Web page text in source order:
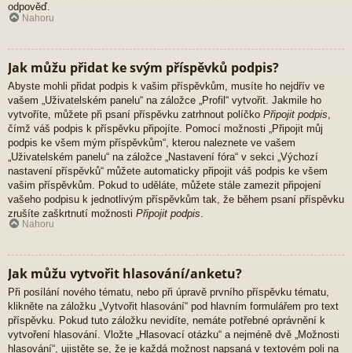
odpověď.
Nahoru
Jak můžu přidat ke svým příspěvků podpis?
Abyste mohli přidat podpis k vašim příspěvkům, musíte ho nejdřív ve
vašem „Uživatelském panelu“ na záložce „Profil“ vytvořit. Jakmile ho
vytvoříte, můžete při psaní příspěvku zatrhnout políčko Připojit podpis
čímž váš podpis k příspěvku připojíte. Pomocí možnosti „Připojit můj
podpis ke všem mým příspěvkům“, kterou naleznete ve vašem
„Uživatelském panelu“ na záložce „Nastavení fóra“ v sekci „Výchozí
nastavení příspěvků“ můžete automaticky připojit váš podpis ke všem
vašim příspěvkům. Pokud to uděláte, můžete stále zamezit připojení
vašeho podpisu k jednotlivým příspěvkům tak, že během psaní příspěvku
zrušíte zaškrtnutí možnosti Připojit podpis
Nahoru
Jak můžu vytvořit hlasování/anketu?
Při posílání nového tématu, nebo při úpravě prvního příspěvku tématu,
klikněte na záložku „Vytvořit hlasování“ pod hlavním formulářem pro text
příspěvku. Pokud tuto záložku nevidíte, nemáte potřebné oprávnění k
vytvoření hlasování. Vložte „Hlasovací otázku“ a nejméně dvě „Možnosti
hlasování“, ujistěte se, že je každá možnost napsaná v textovém poli na